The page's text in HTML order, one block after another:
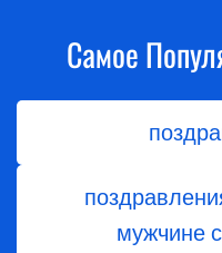
Самое
мужчине